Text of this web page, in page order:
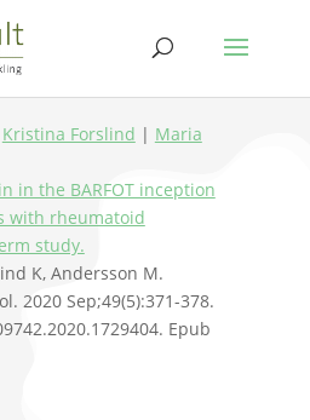
Kristina Forslind | Maria
in the BARFOT inception
with rheumatoid
study.
K, Andersson M.
2020 Sep;49(5):371-378.
Epub